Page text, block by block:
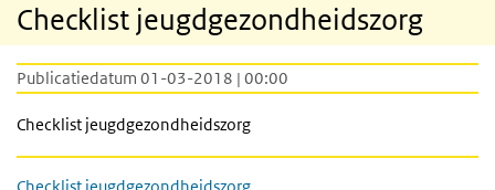
Checklist jeugdgezondheidszorg
Publicatiedatum 01-03-2018 | 00:00
Checklist jeugdgezondheidszorg